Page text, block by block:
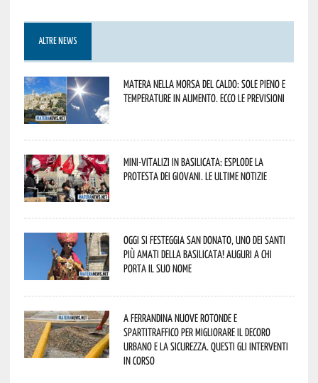
ALTRE NEWS
Matera nella morsa del caldo: sole pieno e
temperature in aumento. Ecco le previsioni
Mini-vitalizi in Basilicata: esplode la
protesta dei giovani. Le ultime notizie
Oggi si festeggia San Donato, uno dei Santi
più amati della Basilicata! Auguri a chi
porta il suo nome
A Ferrandina nuove rotonde e
spartitraffico per migliorare il decoro
urbano e la sicurezza. Questi gli interventi
in corso